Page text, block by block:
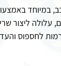
במיוחד
עלולה ליצור
לחספוס